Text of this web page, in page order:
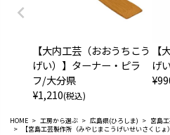
HOME 工房から選ぶ 広島県(ひろしま)
宮島
【宮島工芸製作所（みやじまこうげいせいさくじ
【大内工芸（おおうちこう
げい）】ターナー・ピラ
フ/大分県
¥1,210(税込)
【
げ
¥